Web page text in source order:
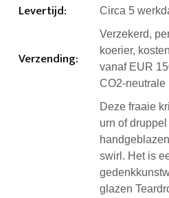
Levertijd: Circa 5
Verzending:
Verzekerd,
koerier,
vanaf EUR
CO2-neutrale
Deze fraaie
urn of
swirl. Het is
glazen